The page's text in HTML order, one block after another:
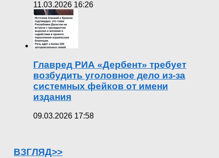
11.03.2026 16:26
Главред РИА «Дербент» требует
возбудить уголовное дело из-за
системных фейков от имени
издания
09.03.2026 17:58
ВЗГЛЯД>>